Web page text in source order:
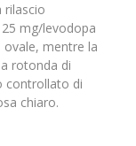
rilascio
mg/levodopa
mentre la
rotonda di
controllato di
chiaro.